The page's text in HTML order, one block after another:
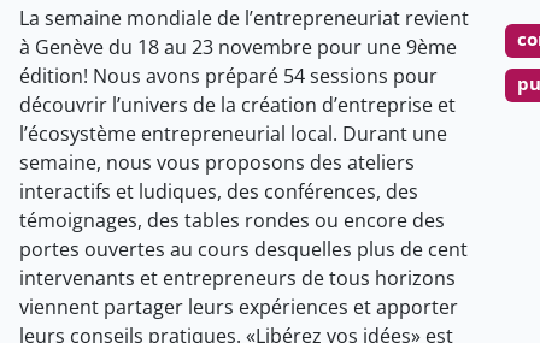
La semaine mondiale de l’entrepreneuriat revient
à Genève du 18 au 23 novembre pour une 9ème
édition! Nous avons préparé 54 sessions pour
découvrir l’univers de la création d’entreprise et
l’écosystème entrepreneurial local. Durant une
semaine, nous vous proposons des ateliers
interactifs et ludiques, des conférences, des
témoignages, des tables rondes ou encore des
portes ouvertes au cours desquelles plus de cent
intervenants et entrepreneurs de tous horizons
viennent partager leurs expériences et apporter
leurs conseils pratiques. «Libérez vos idées» est